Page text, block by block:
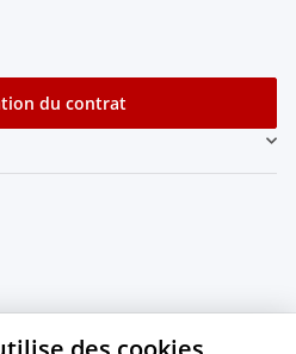
du contrat